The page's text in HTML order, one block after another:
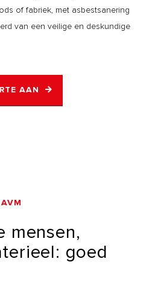
of fabriek, met asbestsanering
van een veilige en deskundige
AAN
AVM
mensen,
goed